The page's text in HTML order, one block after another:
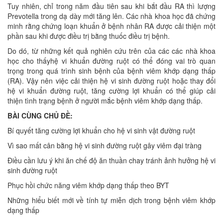
Tuy nhiên, chỉ trong năm đầu tiên sau khi bắt đầu RA thì lượng
Prevotella trong dạ dày mới tăng lên. Các nhà khoa học đã chứng
minh rằng chứng loạn khuẩn ở bệnh nhân RA được cải thiện một
phần sau khi được điều trị bằng thuốc điều trị bệnh.
Do dó, từ những kết quả nghiên cứu trên của các các nhà khoa
học cho thấyhệ vi khuẩn đường ruột có thể đóng vai trò quan
trọng trong quá trình sinh bệnh của bệnh viêm khớp dạng thấp
(RA). Vậy nên việc cải thiện hệ vi sinh đường ruột hoặc thay đổi
hệ vi khuẩn đường ruột, tăng cường lợi khuẩn có thể giúp cải
thiện tình trạng bệnh ở người mắc bệnh viêm khớp dạng thấp.
BÀI CÙNG CHỦ ĐỀ:
Bí quyết tăng cường lợi khuẩn cho hệ vi sinh vật đường ruột
Vì sao mất cân bằng hệ vi sinh đường ruột gây viêm đại tràng
Điều cần lưu ý khi ăn chế độ ăn thuần chay tránh ảnh hưởng hệ vi
sinh đường ruột
Phục hồi chức năng viêm khớp dạng thấp theo BYT
Những hiểu biết mới về tính tự miễn dịch trong bệnh viêm khớp
dạng thấp